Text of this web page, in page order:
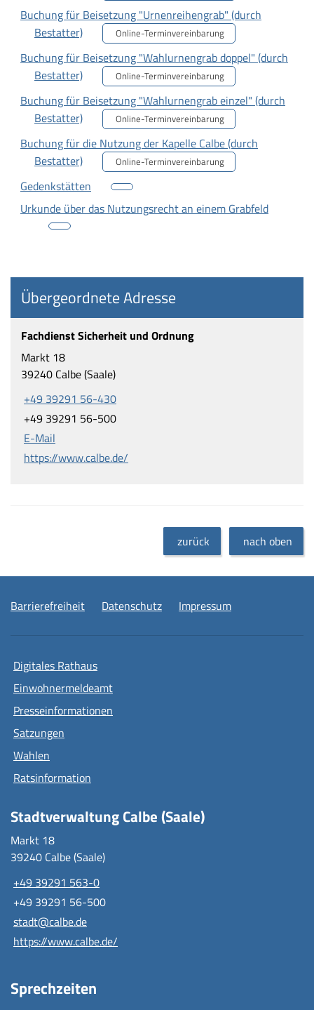
Buchung für Beisetzung "Urnenreihengrab" (durch
Bestatter)
Online-Terminvereinbarung
Buchung für Beisetzung "Wahlurnengrab doppel" (durch
Bestatter)
Online-Terminvereinbarung
Buchung für Beisetzung "Wahlurnengrab einzel" (durch
Bestatter)
Online-Terminvereinbarung
Buchung für die Nutzung der Kapelle Calbe (durch
Bestatter)
Online-Terminvereinbarung
Gedenkstätten
Urkunde über das Nutzungsrecht an einem Grabfeld
Übergeordnete Adresse
Fachdienst Sicherheit und Ordnung
Markt 18
39240 Calbe (Saale)
+49 39291 56-430
+49 39291 56-500
E-Mail
https://www.calbe.de/
zurück nach oben
Barrierefreiheit Datenschutz Impressum
Digitales Rathaus
Einwohnermeldeamt
Presseinformationen
Satzungen
Wahlen
Ratsinformation
Stadtverwaltung Calbe (Saale)
Markt 18
39240 Calbe (Saale)
+49 39291 563-0
+49 39291 56-500
stadt@calbe.de
https://www.calbe.de/
Sprechzeiten